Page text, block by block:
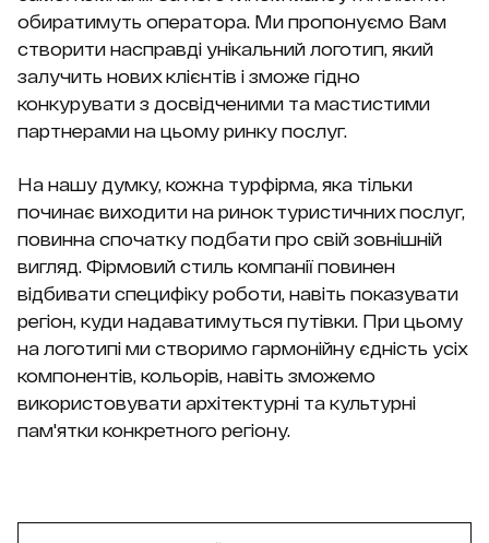
обиратимуть оператора. Ми пропонуємо Вам
створити насправді унікальний логотип, який
залучить нових клієнтів і зможе гідно
конкурувати з досвідченими та мастистими
партнерами на цьому ринку послуг.
На нашу думку, кожна турфірма, яка тільки
починає виходити на ринок туристичних послуг,
повинна спочатку подбати про свій зовнішній
вигляд. Фірмовий стиль компанії повинен
відбивати специфіку роботи, навіть показувати
регіон, куди надаватимуться путівки. При цьому
на логотипі ми створимо гармонійну єдність усіх
компонентів, кольорів, навіть зможемо
використовувати архітектурні та культурні
пам'ятки конкретного регіону.